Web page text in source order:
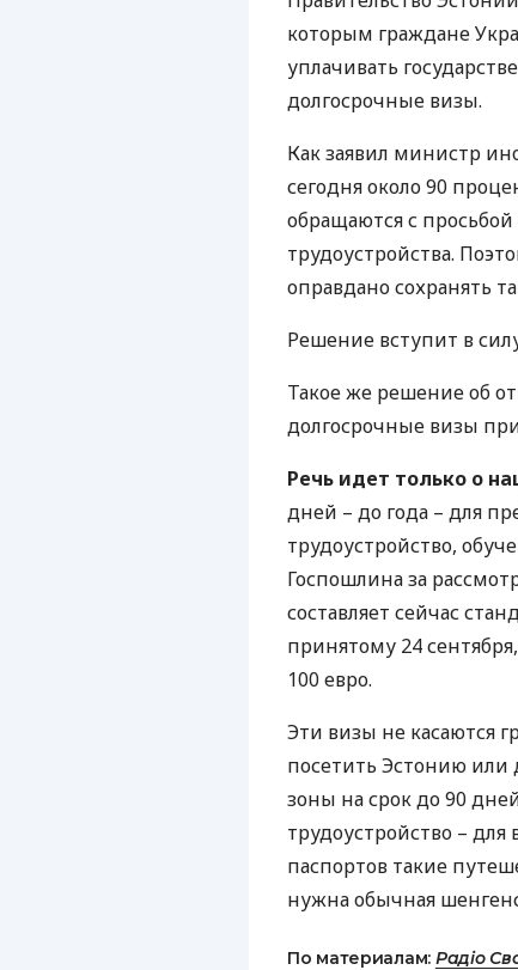
которым граждане
уплачивать
долгосрочные визы.
Как заявил министр
сегодня около 90
обращаются с
трудоустройства.
оправдано сохранять
Решение вступит в
Такое же решение об
долгосрочные визы
Речь идет только о
дней – до года – для
трудоустройство,
Госпошлина за
составляет сейчас
принятому 24
100 евро.
Эти визы не касаются
посетить Эстонию или
зоны на срок до 90
трудоустройство –
паспортов такие
нужна обычная
По материалам: Радіо